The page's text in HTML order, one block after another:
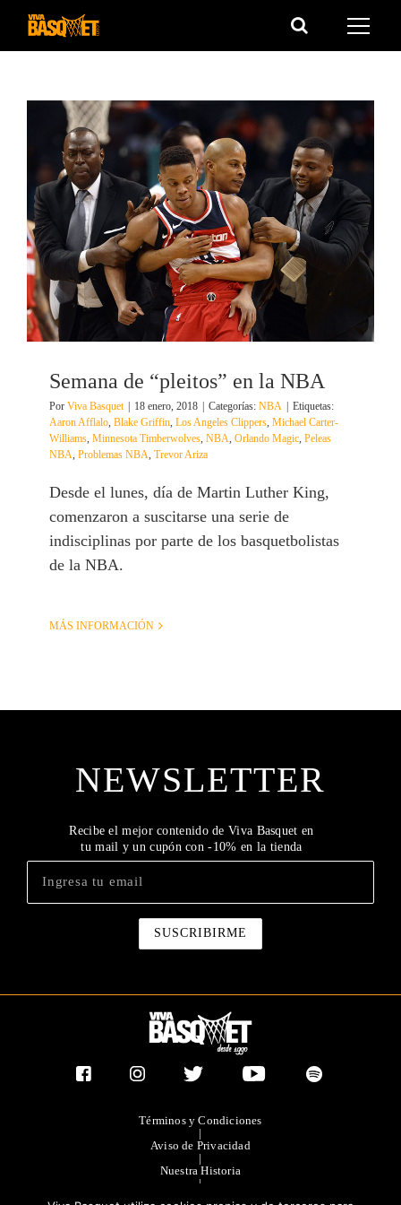
Saltar
Semana de “pleitos” en la NBA
Por Viva Basquet 18 enero, 2018 Categorías: NBA
Etiquetas:
Aaron Afflalo, Blake Griffin, Los Angeles Clippers, Michael Carter-
Williams, Minnesota Timberwolves, NBA, Orlando Magic, Peleas
NBA, Problemas NBA, Trevor Ariza
Desde el lunes, día de Martin Luther King,
comenzaron a suscitarse una serie de
indisciplinas por parte de los basquetbolistas
de la NBA.
MÁS INFORMACIÓN
NEWSLETTER
Recibe el mejor contenido de Viva Basquet en
tu mail y un cupón con -10% en la tienda
Términos y Condiciones
|
Aviso de Privacidad
|
Nuestra Historia
|